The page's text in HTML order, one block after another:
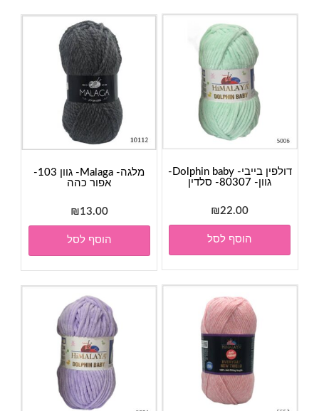
דולפין בייבי- Dolphin baby-
גוון- 80307- סלדין
₪22.00
הוסף לסל
מלגה- Malaga- גוון 103-
אפור כהה
₪13.00
הוסף לסל